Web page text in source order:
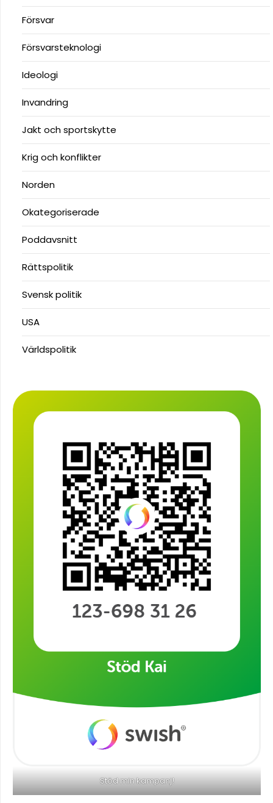
Försvar
Försvarsteknologi
Ideologi
Invandring
Jakt och sportskytte
Krig och konflikter
Norden
Okategoriserade
Poddavsnitt
Rättspolitik
Svensk politik
USA
Världspolitik
Stöd min kampanj!